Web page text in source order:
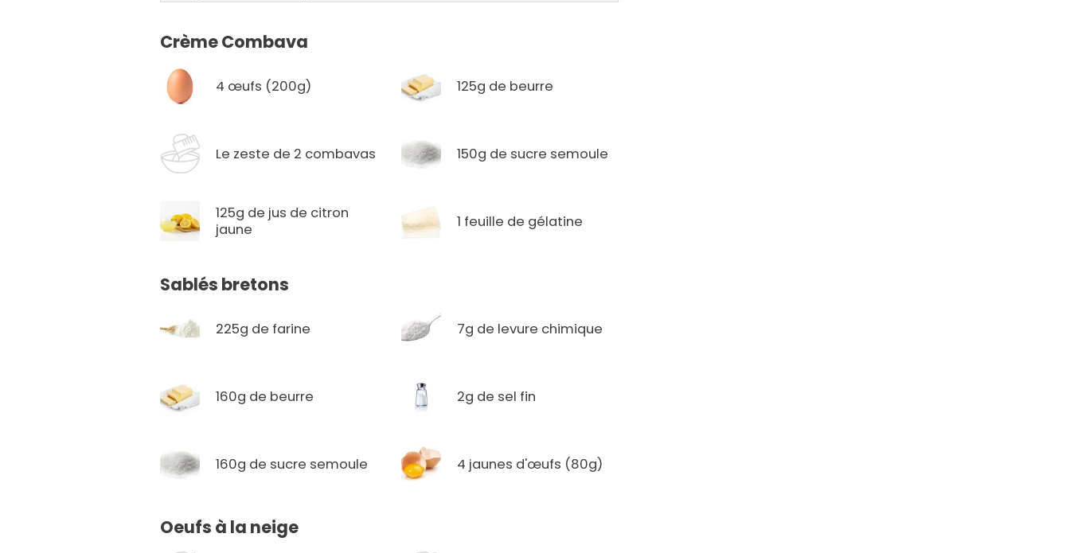
Crème Combava
4 œufs (200g) 125g de beurre
Le zeste de 2 combavas 150g de sucre semoule
125g de jus de citron
jaune
1 feuille de gélatine
Sablés bretons
225g de farine 7g de levure chimique
160g de beurre 2g de sel fin
160g de sucre semoule 4 jaunes d'œufs (80g)
Oeufs à la neige